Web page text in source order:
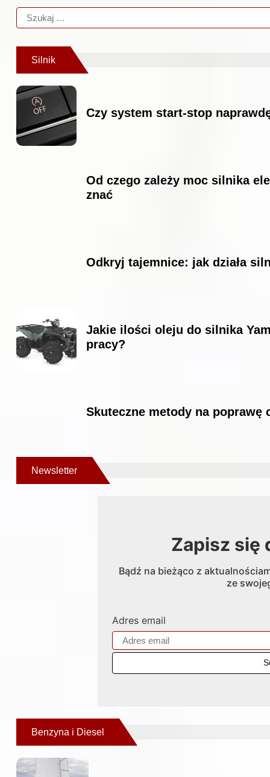
Silnik
Czy system start-stop
Od czego zależy moc silnika
znać
Odkryj tajemnice: jak działa
Jakie ilości oleju do silnika
pracy?
Skuteczne metody na
Newsletter
Zapisz się
Bądź na bieżąco z
ze
Adres email
Benzyna i Diesel